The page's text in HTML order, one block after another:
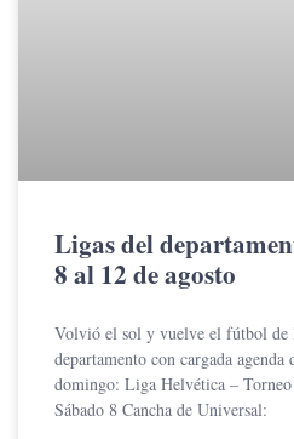
Ligas del
8 al 12 de agosto
Volvió el sol y vuelve el fútbol de
departamento con cargada
domingo: Liga Helvética –
Sábado 8 Cancha de Universal: